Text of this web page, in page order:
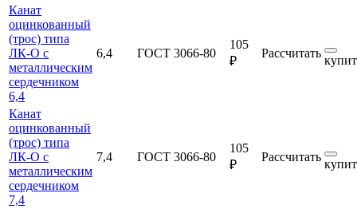
Канат
оцинкованный
(трос) типа
ЛК-О с
металлическим
сердечником
6,4
6,4 ГОСТ 3066-80
105
₽
Рассчитать
Канат
оцинкованный
(трос) типа
ЛК-О с
металлическим
сердечником
7,4
7,4 ГОСТ 3066-80
105
₽
Рассчитать